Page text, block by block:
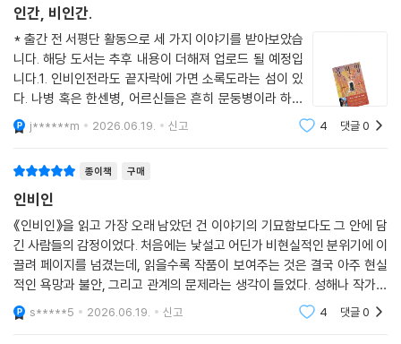
내가 말했다.
예, 힘들었죠.
건성으로 맞장구쳤다고 생각했는데 다시 들어보니 목소리에 진심이 담겨
있었다. 하기야 그동안 힘들긴 했지.
체크 셔츠의 목소리도 들렸다.
괜찮아요. 이제라도 알았으면 됐죠. 세상엔 윤회당한 것도 모르고 평생 꾸
그래요, 샤오잉. 괜찮아요.
맞아요! 스팸 더 드릴까요? 아니면 당면?
착한 건지 멍청한 건지. 나보다 더 불쌍한 애들이 나를 위로하는 걸 듣고 있
자니 기가 찼지만, 그래도 계속 듣고 있으니 위안은 안 되어도 해소는 되었
다. 이상한 신념을 가진 걸 빼면 그럭저럭 평범한 애들이었다. 나만큼 힘들
고 나 정도로 지치고 나처럼 외로운 애들. 영상의 몇 부분을 크롭했다.
괜찮아요.
그래요, 샤오잉. 괜찮아요.
타마리를 산 채로 땅에 묻어버린다. 그리고 수십 년이 지나 가타마리의 뼈
와 함께, 남자의 이름이 각인된 만년필이 발견된다. 그러나 소설의 진짜 서
늘함은 노인의 편지를 다 읽고 난 후 미련 없이 파쇄기에 갈아버리는 영화
감독의 무심함에 있다. “아쉽지는 않았다. 뭐, 영화가 될 만한 것은 이것 말
고도 차고 넘치니까.” 가해자의 자기기만 옆에 있는 것은 늘 그것을 외면하
고 구경거리로 소비하는 방관자들이다. 작가는 그 두 겹의 죄악 사이 어딘
가에 카메라를 고정하고, 한 치도 물러서지 않는다.
〈소돔의 의로운 혈육들〉은 조부가 불 속에 뛰어들어 맨손에 화상을 입으면
서까지 지킨 도검이 TV 프로그램 〈진품명품〉에서 친일 유물로 밝혀지는
이야기다. 조상을 욕보인 프로그램에 대한 분을 이기지 못하고 방송국 앞
에서 시위를 벌이던 조부가 남긴 마지막 유언은 “부끄럽다”였다. 하지만
그 부끄러움이 무엇을 향한 것인지, 실체가 뒤틀린 명예욕인지, 뒤늦은 참
회인지는 끝내 알 길이 없다. 이 소설은 작가의 첫 소설집 《빛을 걷으면 빛》
에 수록된 〈소돔의 친밀한 혈육들〉의 초본이기도 하다. 같은 소재는 화자의
인간, 비인간.
* 출간 전 서평단 활동으로 세 가지 이야기를 받아보았습
니다. 해당 도서는 추후 내용이 더해져 업로드 될 예정입
니다.1. 인비인전라도 끝자락에 가면 소록도라는 섬이 있
다. 나병 혹은 한센병, 어르신들은 흔히 문둥병이라 하는
그 병을 가진 환자들을 격리 치료하던 섬이다. 어릴 적에
는 통통배를 타고 들어가야 했던 곳에 다리가 놓이며 접근
j******m 2026.06.19. 신고 4 댓글0
종이책 구매
인비인
《인비인》을 읽고 가장 오래 남았던 건 이야기의 기묘함보다도 그 안에 담
긴 사람들의 감정이었다. 처음에는 낯설고 어딘가 비현실적인 분위기에 이
끌려 페이지를 넘겼는데, 읽을수록 작품이 보여주는 것은 결국 아주 현실
적인 욕망과 불안, 그리고 관계의 문제라는 생각이 들었다. 성해나 작가는
익숙한 일상을 살짝 비틀어 놓는 방식으로 우리가 평소에는 외면하고 지나
쳤던 감정들을
s*****5 2026.06.19. 신고 4 댓글0